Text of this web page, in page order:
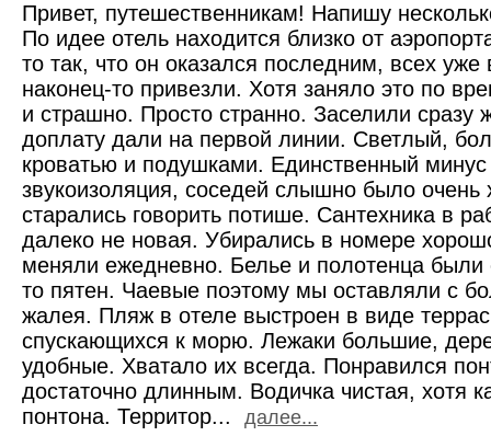
Привет, путешественникам! Напишу
По идее отель находится близко от
то так, что он оказался последним, всех уже
наконец-то привезли. Хотя заняло это по
и страшно. Просто странно. Заселили сразу
доплату дали на первой линии. Светлый,
кроватью и подушками. Единственный
звукоизоляция, соседей слышно было
старались говорить потише. Сантехника в
далеко не новая. Убирались в номере
меняли ежедневно. Белье и полотенца были
то пятен. Чаевые поэтому мы оставляли с
жалея. Пляж в отеле выстроен в виде
спускающихся к морю. Лежаки большие,
удобные. Хватало их всегда. Понравился
достаточно длинным. Водичка чистая, хотя
понтона. Территор... далее...